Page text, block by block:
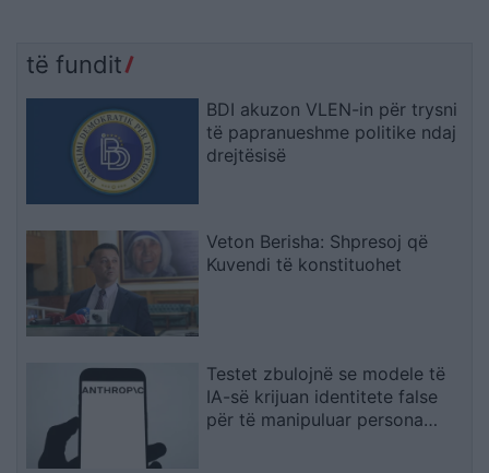
të fundit
BDI akuzon VLEN-in për trysni
të papranueshme politike ndaj
drejtësisë
Veton Berisha: Shpresoj që
Kuvendi të konstituohet
Testet zbulojnë se modele të
IA-së krijuan identitete false
për të manipuluar persona